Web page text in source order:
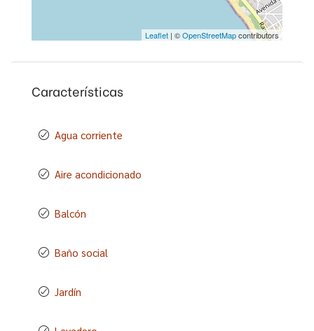
Leaflet | ©OpenStreetMapcontributors
Características
Agua corriente
Aire acondicionado
Balcón
Baño social
Jardín